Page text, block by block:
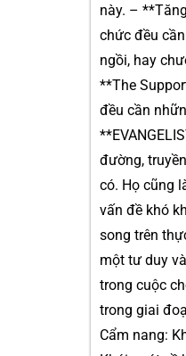
này. –
chức đều
ngồi, hay
**The
đều cần
đường,
có. Họ cũng
vấn đề khó
song trên
một tư duy
trong cuộc
trong giai
Cẩm nang: